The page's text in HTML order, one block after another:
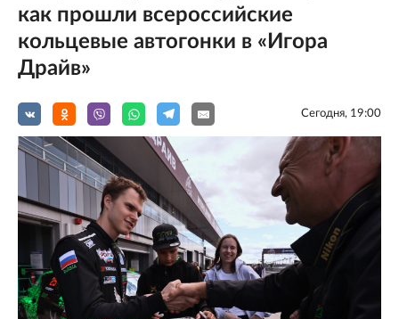
как прошли всероссийские
кольцевые автогонки в «Игора
Драйв»
Сегодня, 19:00